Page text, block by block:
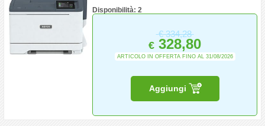
Disponibilità: 2
€334,28
€ 328,80
ARTICOLO IN OFFERTA FINO AL 31/08/2026
Aggiungi